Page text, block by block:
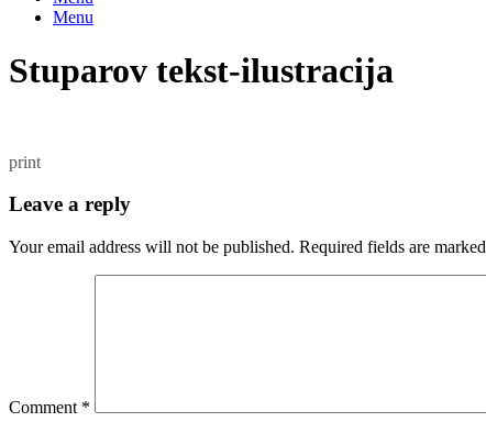
Menu
Stuparov tekst-ilustracija
print
Leave a reply
Your email address will not be published. Required fields are marked
Comment *